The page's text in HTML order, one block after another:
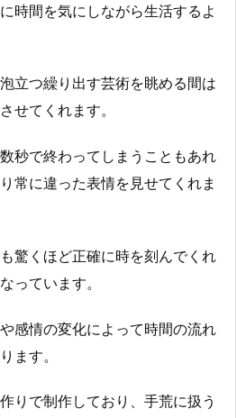
時間を気にしながら生活するよ
立つ繰り出す芸術を眺める間は
せてくれます。
秒で終わってしまうこともあれ
常に違った表情を見せてくれま
驚くほど正確に時を刻んでくれ
っています。
感情の変化によって時間の流れ
ます。
りで制作しており、手荒に扱う